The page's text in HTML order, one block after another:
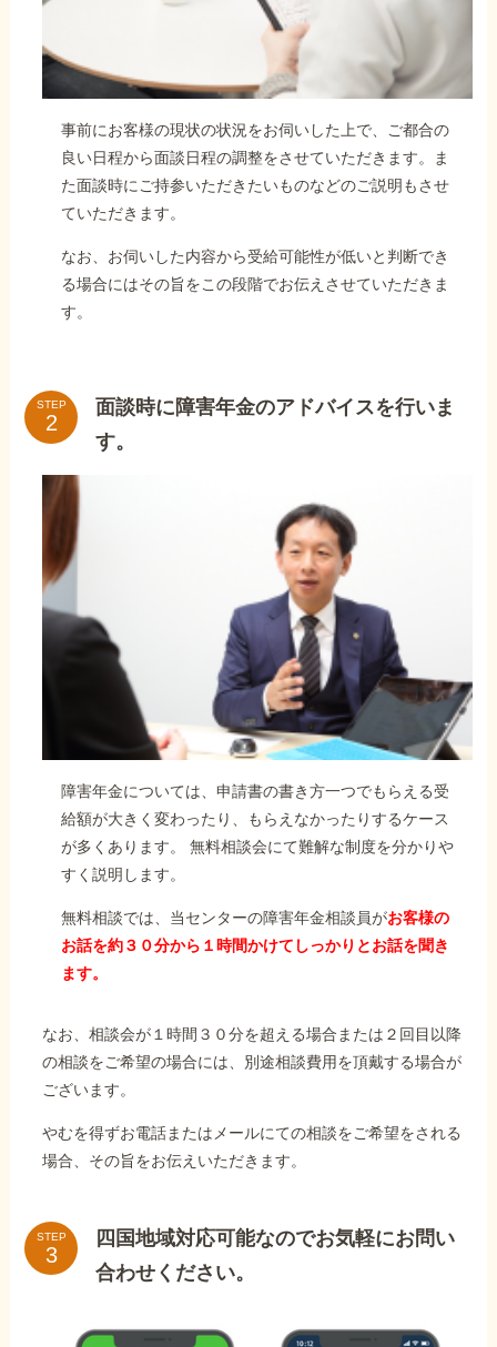
事前にお客様の現状の状況をお伺いした上で、ご都合の
良い日程から面談日程の調整をさせていただきます。ま
た面談時にご持参いただきたいものなどのご説明もさせ
ていただきます。
なお、お伺いした内容から受給可能性が低いと判断でき
る場合にはその旨をこの段階でお伝えさせていただきま
す。
STEP
面談時に障害年金のアドバイスを行いま
す。
障害年金については、申請書の書き方一つでもらえる受
給額が大きく変わったり、もらえなかったりするケース
が多くあります。 無料相談会にて難解な制度を分かりや
すく説明します。
無料相談では、当センターの障害年金相談員がお客様の
お話を約３０分から１時間かけてしっかりとお話を聞き
ます。
なお、相談会が１時間３０分を超える場合または２回目以降
の相談をご希望の場合には、別途相談費用を頂戴する場合が
ございます。
やむを得ずお電話またはメールにての相談をご希望をされる
場合、その旨をお伝えいただきます。
STEP
四国地域対応可能なのでお気軽にお問い
合わせください。